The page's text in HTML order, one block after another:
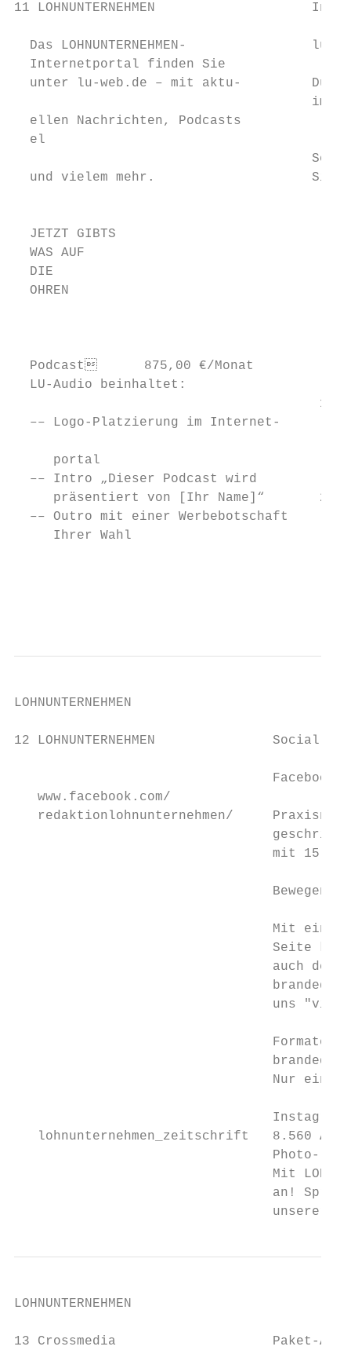
11 LOHNUNTERNEHMEN
Das LOHNUNTERNEHMEN-                lu-
  Internetportal finden Sie
unter lu-web.de – mit aktu-
im
  ellen Nachrichten, Podcasts
  el
und vielem mehr.
  JETZT GIBTS
WAS AUF
DIE
  OHREN
  Podcast      875,00 €/Monat
LU-Audio beinhaltet:
1
  –– Logo-Platzierung im Internet-
     portal
  –– Intro „Dieser Podcast wird
präsentiert von [Ihr Name]“       2
–– Outro mit einer Werbebotschaft
     Ihrer Wahl
LOHNUNTERNEHMEN
12 LOHNUNTERNEHMEN
                                 Facebook
   www.facebook.com/
redaktionlohnunternehmen/
mit
Bewegen
Mit
Seite
auch
branded
uns
Formate
branded
Nur ein
                                 Instagram
lohnunternehmen_zeitschrift   8.560
Photo-,
Mit
an!
unserer
LOHNUNTERNEHMEN
13 Crossmedia